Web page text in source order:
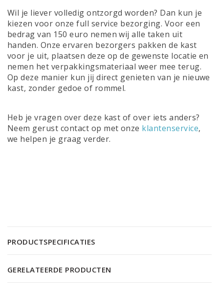
Wil je liever volledig ontzorgd worden? Dan kun je
kiezen voor onze full service bezorging. Voor een
bedrag van 150 euro nemen wij alle taken uit
handen. Onze ervaren bezorgers pakken de kast
voor je uit, plaatsen deze op de gewenste locatie en
nemen het verpakkingsmateriaal weer mee terug.
Op deze manier kun jij direct genieten van je nieuwe
kast, zonder gedoe of rommel.
Heb je vragen over deze kast of over iets anders?
Neem gerust contact op met onze klantenservice,
we helpen je graag verder.
PRODUCTSPECIFICATIES
GERELATEERDE PRODUCTEN